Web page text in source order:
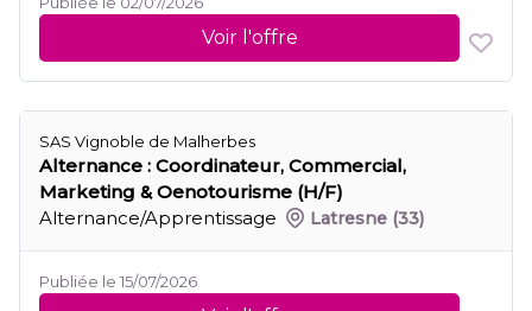
Voir l'offre
SAS Vignoble de Malherbes
Alternance : Coordinateur, Commercial,
Marketing & Oenotourisme (H/F)
Alternance/Apprentissage
Latresne (33)
Publiée le 15/07/2026